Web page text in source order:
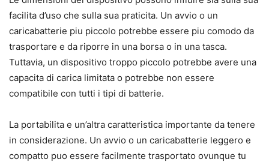
facilita d’uso che sulla sua praticita. Un avvio o un
caricabatterie piu piccolo potrebbe essere piu comodo da
trasportare e da riporre in una borsa o in una tasca.
Tuttavia, un dispositivo troppo piccolo potrebbe avere una
capacita di carica limitata o potrebbe non essere
compatibile con tutti i tipi di batterie.
La portabilita e un’altra caratteristica importante da tenere
in considerazione. Un avvio o un caricabatterie leggero e
compatto puo essere facilmente trasportato ovunque tu